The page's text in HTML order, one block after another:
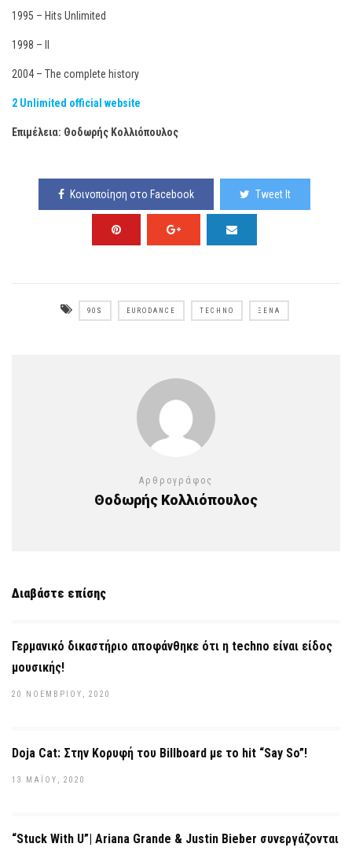
1995 – Hits Unlimited
1998 – II
2004 – The complete history
2 Unlimited official website
Επιμέλεια: Θοδωρής Κολλιόπουλος
Κοινοποίηση στο Facebook Tweet It
90S EURODANCE TECHNO ΞΈΝΑ
Αρθρογράφος
Θοδωρής Κολλιόπουλος
Διαβάστε επίσης
Γερμανικό δικαστήριο αποφάνθηκε ότι η techno είναι είδος
μουσικής!
20 ΝΟΕΜΒΡΊΟΥ, 2020
Doja Cat: Στην Κορυφή του Billboard με το hit “Say So”!
13 ΜΑΪ́ΟΥ, 2020
“Stuck With U”| Ariana Grande & Justin Bieber συνεργάζονται